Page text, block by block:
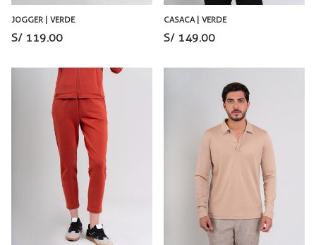
JOGGER | VERDE
S/ 119.00
CASACA | VERDE
S/ 149.00